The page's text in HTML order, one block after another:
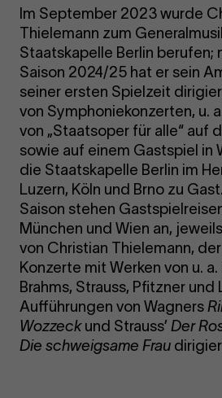
Im September 2023 wurde
Thielemann zum
Staatskapelle Berlin berufen;
Saison 2024/25 hat er sein
seiner ersten Spielzeit
von Symphoniekonzerten, u.
von „Staatsoper für alle“ auf
sowie auf einem Gastspiel in
die Staatskapelle Berlin im
Luzern, Köln und Brno zu
Saison stehen
München und Wien an,
von Christian Thielemann,
Konzerte mit Werken von u.
Brahms, Strauss, Pfitzner und
Aufführungen von Wagners
Wozzeckund Strauss’Der
Die schweigsame Frau